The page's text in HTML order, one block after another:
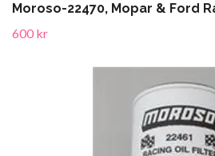
Moroso-22470, Mopar & Ford
600 kr